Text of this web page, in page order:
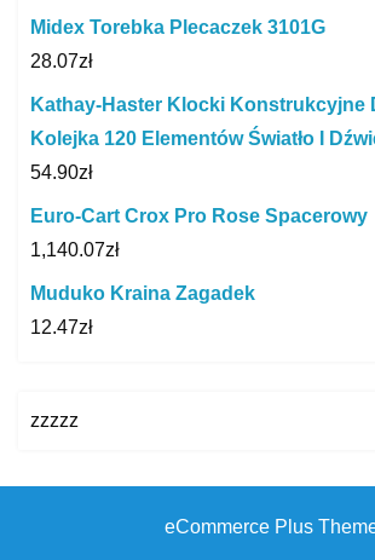
Midex Torebka Plecaczek 3101G
28.07zł
Kathay-Haster Klocki Konstrukcyjne
Kolejka 120 Elementów Światło I
54.90zł
Euro-Cart Crox Pro Rose Spacerowy
1,140.07zł
Muduko Kraina Zagadek
12.47zł
zzzzz
eCommerce Plus